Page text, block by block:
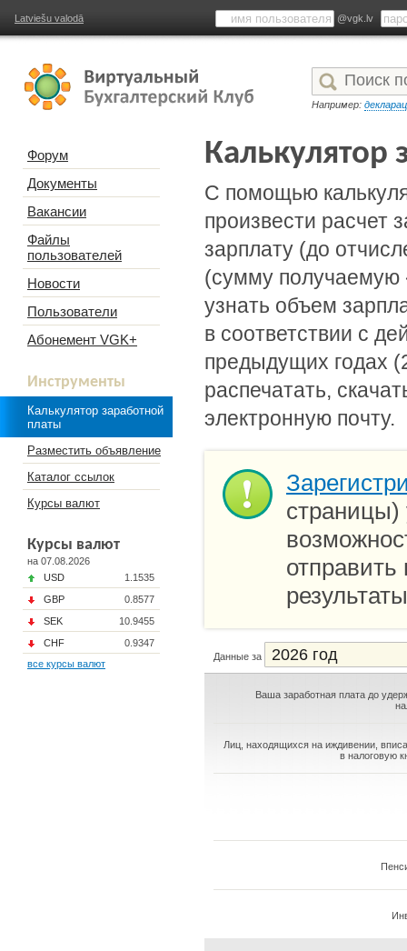
Latviešu valodā @vgk.lv
Например:
Форум
Документы
Вакансии
Файлы
пользователей
Новости
Пользователи
Абонемент VGK+
Инструменты
Калькулятор заработной
платы
Разместить объявление
Каталог ссылок
Курсы валют
Курсы валют
на 07.08.2026
USD
1.1535
GBP
0.8577
SEK
10.9455
CHF
0.9347
все курсы валют
Калькулятор
С помощью
произвести расчет
зарплату (до
(сумму получаемую
узнать объем
в соответствии с
предыдущих годах
распечатать,
электронную почту.
страницы)
Данные за
Ваша заработная плата до
Лиц, находящихся на иждивении,
в налоговую